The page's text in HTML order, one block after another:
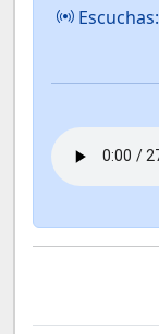
Escuchas: